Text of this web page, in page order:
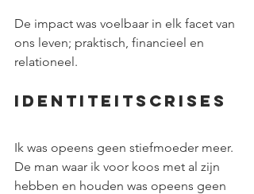
De impact was voelbaar in elk facet van
ons leven; praktisch, financieel en
relationeel.
Identiteitscrises
Ik was opeens geen stiefmoeder meer.
De man waar ik voor koos met al zijn
hebben en houden was opeens geen